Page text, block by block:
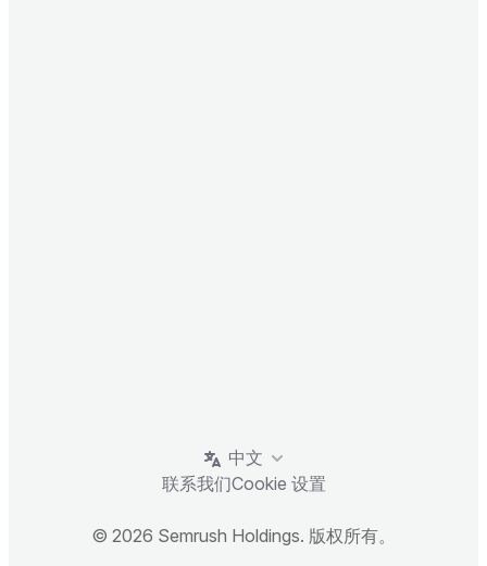
中文
联系我们Cookie 设置
© 2026 Semrush Holdings. 版权所有。